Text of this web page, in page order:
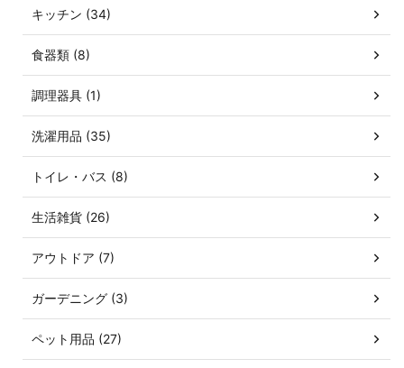
キッチン (34)
食器類 (8)
調理器具 (1)
洗濯用品 (35)
トイレ・バス (8)
生活雑貨 (26)
アウトドア (7)
ガーデニング (3)
ペット用品 (27)